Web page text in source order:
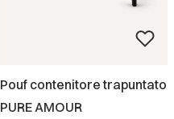
Pouf contenitore trapuntato
PURE AMOUR